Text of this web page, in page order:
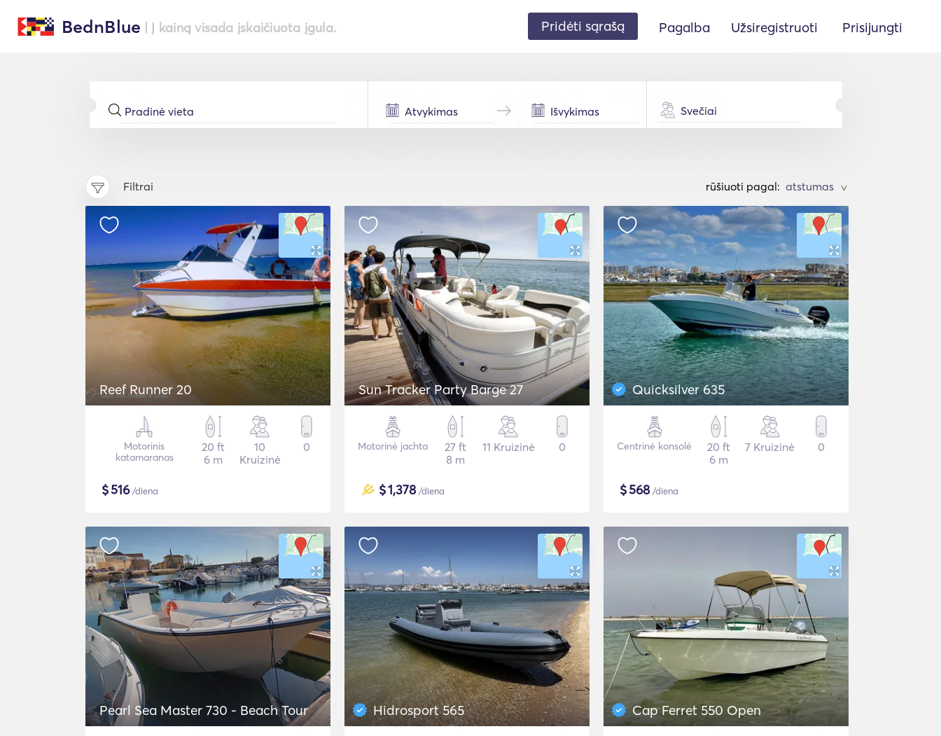
BednBlue | Į kainą visada įskaičiuota įgula. Pridėti sąrašą Pagalba Užsiregistruoti Prisijungti
Svečiai
Filtrai rūšiuoti pagal: >
Reef Runner 20
Motorinis
katamaranas
20 ft
6 m
10
Kruizinė
0
$516/diena
Sun Tracker Party Barge 27
Motorinė jachta
27 ft
8 m
11 Kruizinė 0
$1,378/diena
Quicksilver 635
Centrinė konsolė
20 ft
6 m
7 Kruizinė 0
$568/diena
Pearl Sea Master 730 - Beach Tour Hidrosport 565 Cap Ferret 550 Open